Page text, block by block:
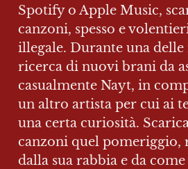
Spotify o Apple Music,
canzoni, spesso e
illegale. Durante una delle
ricerca di nuovi brani da
casualmente Nayt, in
un altro artista per cui ai
una certa curiosità.
canzoni quel pomeriggio,
dalla sua rabbia e da